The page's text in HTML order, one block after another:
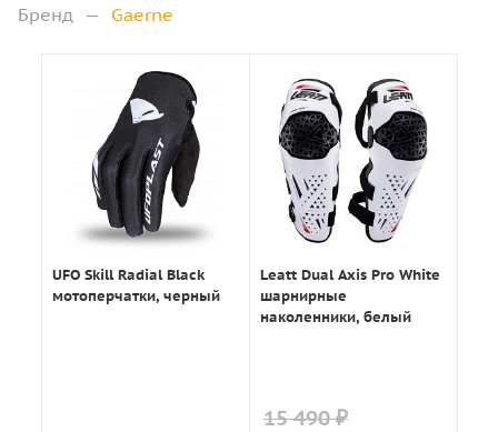
Бренд — Gaerne
UFO Skill Radial Black
мотоперчатки, черный
Leatt Dual Axis Pro White
шарнирные
наколенники, белый
15 490 ₽